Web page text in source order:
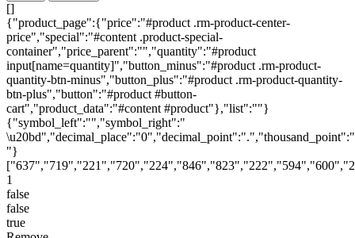
[]
{"product_page":{"price":"#product .rm-product-center-
price","special":"#content .product-special-
container","price_parent":"","quantity":"#product
input[name=quantity]","button_minus":"#product .rm-product-
quantity-btn-minus","button_plus":"#product .rm-product-quantity-
btn-plus","button":"#product #button-
cart","product_data":"#content #product"},"list":""}
{"symbol_left":"","symbol_right":"
\u20bd","decimal_place":"0","decimal_point":".","thousand_point":"
"}
1
false
false
true